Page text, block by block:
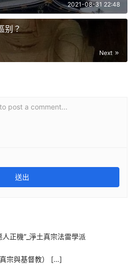
2021-08-31 22:48
别？
Next
post a comment...
送出
人正機”_淨土真宗法雷學派
宗與基督教） […]